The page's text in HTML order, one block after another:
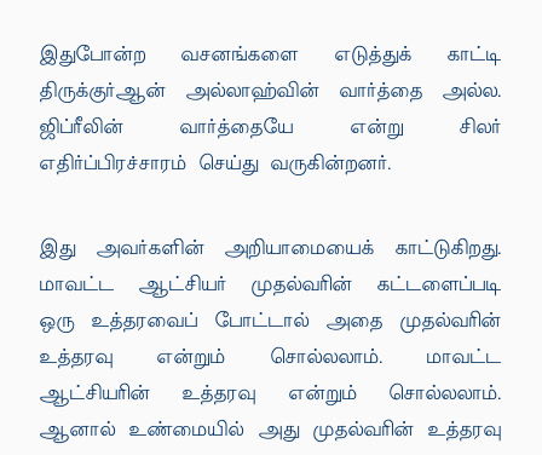
இதுபோன்ற வசனங்களை எடுத்துக் காட்டி
திருக்குர்ஆன் அல்லாஹ்வின் வார்த்தை அல்ல.
ஜிப்ரீலின் வார்த்தையே என்று சிலர்
எதிர்ப்பிரச்சாரம் செய்து வருகின்றனர்.
இது அவர்களின் அறியாமையைக் காட்டுகிறது.
மாவட்ட ஆட்சியர் முதல்வரின் கட்டளைப்படி
ஒரு உத்தரவைப் போட்டால் அதை முதல்வரின்
உத்தரவு என்றும் சொல்லலாம். மாவட்ட
ஆட்சியரின் உத்தரவு என்றும் சொல்லலாம்.
ஆனால் உண்மையில் அது முதல்வரின் உத்தரவு